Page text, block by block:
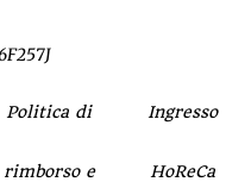
Politica di
rimborso e
Ingresso
HoReCa